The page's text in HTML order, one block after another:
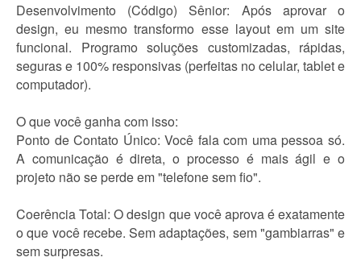
Desenvolvimento (Código) Sênior: Após aprovar o
design, eu mesmo transformo esse layout em um site
funcional. Programo soluções customizadas, rápidas,
seguras e 100% responsivas (perfeitas no celular, tablet e
computador).
O que você ganha com isso:
Ponto de Contato Único: Você fala com uma pessoa só.
A comunicação é direta, o processo é mais ágil e o
projeto não se perde em "telefone sem fio".
Coerência Total: O design que você aprova é exatamente
o que você recebe. Sem adaptações, sem "gambiarras" e
sem surpresas.